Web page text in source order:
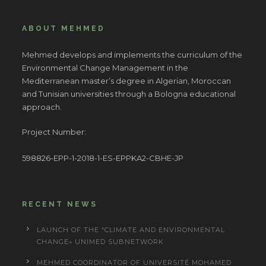
ABOUT MEHMED
Mehmed develops and implements the curriculum of the
Environmental Change Management in the
Mediterranean master’s degree in Algerian, Moroccan
and Tunisian universities through a Bologna educational
approach.
Project Number:
598826-EPP-1-2018-1-ES-EPPKA2-CBHE-JP
RECENT NEWS
LAUNCH OF THE “CLIMATE AND ENVIRONMENTAL
CHANGE» UNIMED SUBNETWORK
MEHMED COORDINATOR OF UNIVERSITÉ MOHAMED